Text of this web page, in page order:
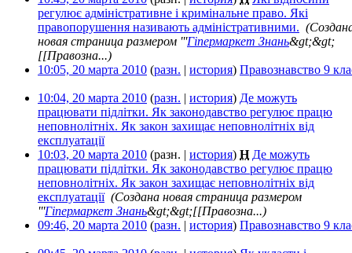
регулює адміністративне і кримінальне право. Які
правопорушення називають адміністративними.
новая страница размером '''Гіпермаркет Знань&gt;&gt;
[[Правозна...)
10:05, 20 марта 2010 (разн. | история) Правознавство 9
10:04, 20 марта 2010 (разн. | история) Де можуть
працювати підлітки. Як законодавство регулює працю
неповнолітніх. Як закон захищає неповнолітніх від
експлуатації‎
10:03, 20 марта 2010 (разн. | история) Н Де можуть
працювати підлітки. Як законодавство регулює працю
неповнолітніх. Як закон захищає неповнолітніх від
експлуатації‎ (Создана новая страница размером
'''Гіпермаркет Знань&gt;&gt;[[Правозна...)
09:46, 20 марта 2010 (разн. | история) Правознавство 9